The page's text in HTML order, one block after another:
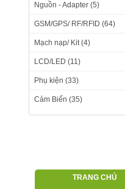
Nguồn - Adapter (5)
GSM/GPS/ RF/RFID (64)
Mạch nạp/ Kit (4)
LCD/LED (11)
Phụ kiện (33)
Cảm Biến (35)
TRANG CHỦ